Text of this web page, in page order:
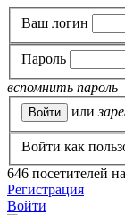
Ваш логин
Пароль
вспомнить пароль
или
Войти как
646 посетителей
Регистрация
Войти